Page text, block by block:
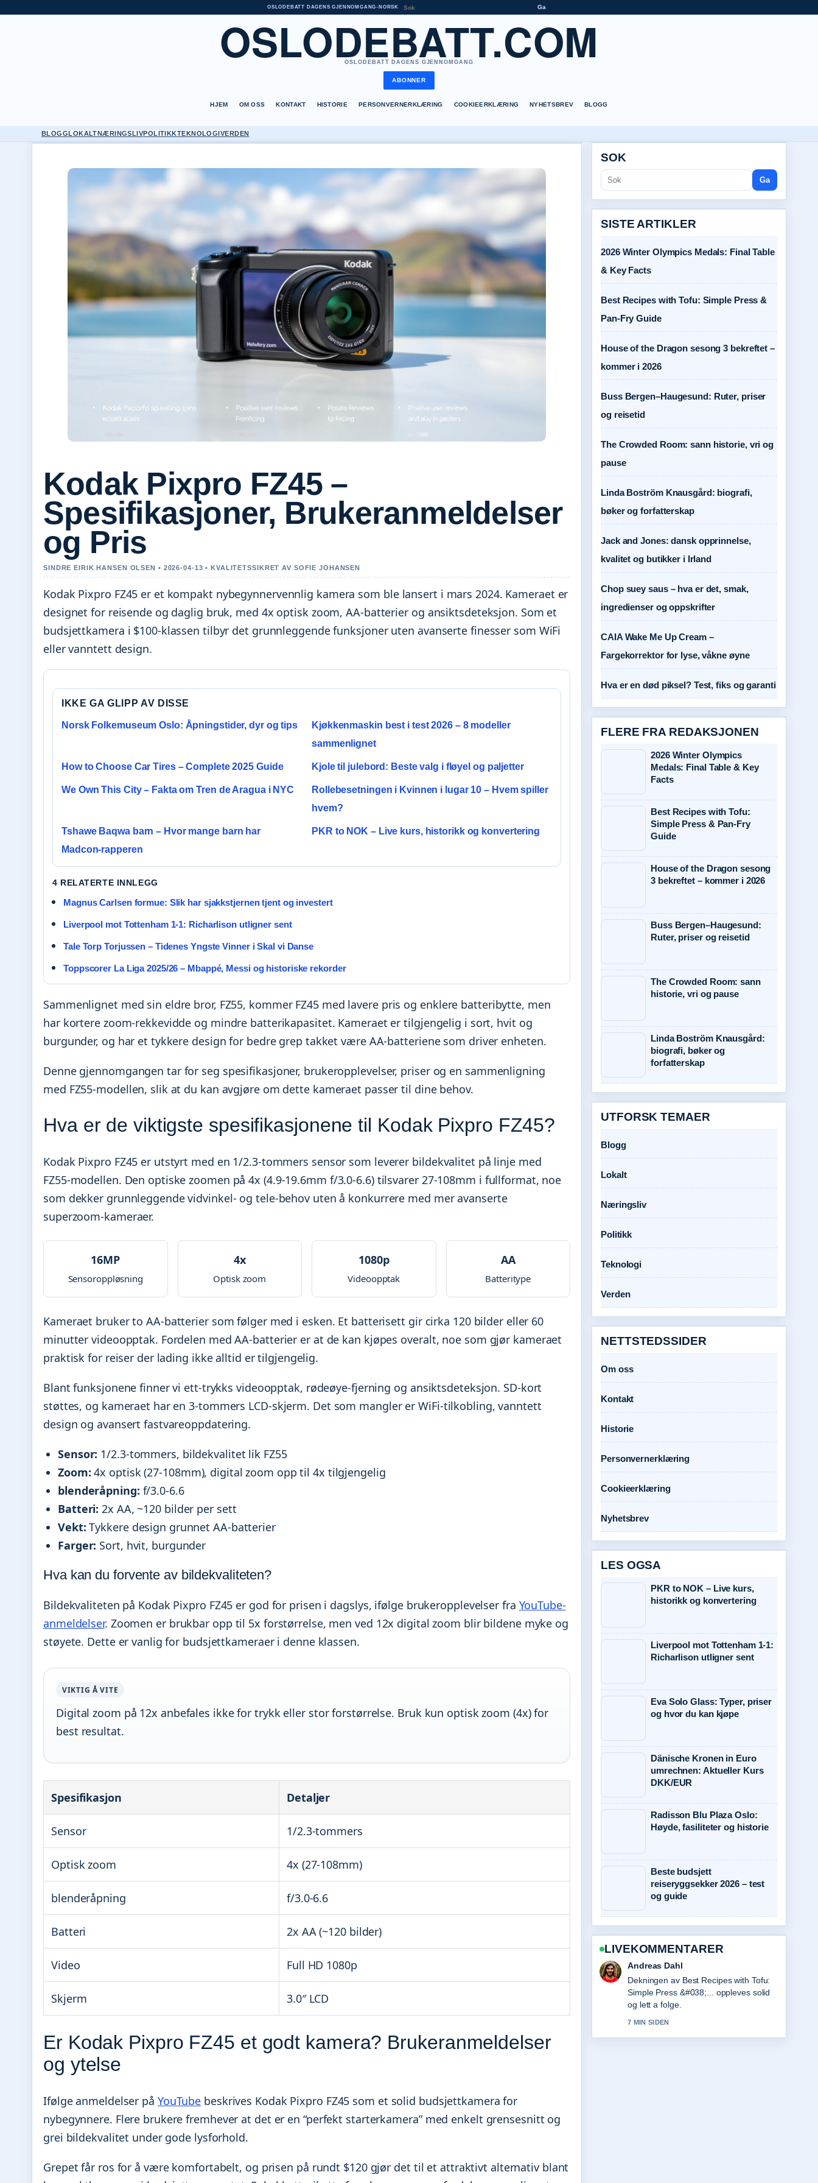
OSLODEBATT DAGENS GJENNOMGANG• NORSK Ga
OSLODEBATT.COM
OSLODEBATT DAGENS GJENNOMGANG
ABONNER
HJEM OM OSS KONTAKT HISTORIE PERSONVERNERKLÆRING COOKIEERKLÆRING NYHETSBREV BLOGG
BLOGGLOKALTNÆRINGSLIVPOLITIKKTEKNOLOGIVERDEN
Kodak Pixpro FZ45 –
Spesifikasjoner, Brukeranmeldelser
og Pris
SINDRE EIRIK HANSEN OLSEN • 2026-04-13 • KVALITETSSIKRET AV SOFIE JOHANSEN
Kodak Pixpro FZ45 er et kompakt nybegynnervennlig kamera som ble lansert i mars 2024. Kameraet er
designet for reisende og daglig bruk, med 4x optisk zoom, AA-batterier og ansiktsdeteksjon. Som et
budsjettkamera i $100-klassen tilbyr det grunnleggende funksjoner uten avanserte finesser som WiFi
eller vanntett design.
IKKE GA GLIPP AV DISSE
Norsk Folkemuseum Oslo: Åpningstider, dyr og tips
Kjøkkenmaskin best i test 2026 – 8 modeller
sammenlignet
How to Choose Car Tires – Complete 2025 Guide Kjole til julebord: Beste valg i fløyel og paljetter
We Own This City – Fakta om Tren de Aragua i NYC
Rollebesetningen i Kvinnen i lugar 10 – Hvem spiller
hvem?
Tshawe Baqwa barn – Hvor mange barn har
Madcon-rapperen
PKR to NOK – Live kurs, historikk og konvertering
4 RELATERTE INNLEGG
Magnus Carlsen formue: Slik har sjakkstjernen tjent og investert
Liverpool mot Tottenham 1-1: Richarlison utligner sent
Tale Torp Torjussen – Tidenes Yngste Vinner i Skal vi Danse
Toppscorer La Liga 2025/26 – Mbappé, Messi og historiske rekorder
Sammenlignet med sin eldre bror, FZ55, kommer FZ45 med lavere pris og enklere batteribytte, men
har kortere zoom-rekkevidde og mindre batterikapasitet. Kameraet er tilgjengelig i sort, hvit og
burgunder, og har et tykkere design for bedre grep takket være AA-batteriene som driver enheten.
Denne gjennomgangen tar for seg spesifikasjoner, brukeropplevelser, priser og en sammenligning
med FZ55-modellen, slik at du kan avgjøre om dette kameraet passer til dine behov.
Hva er de viktigste spesifikasjonene til Kodak Pixpro FZ45?
Kodak Pixpro FZ45 er utstyrt med en 1/2.3-tommers sensor som leverer bildekvalitet på linje med
FZ55-modellen. Den optiske zoomen på 4x (4.9-19.6mm f/3.0-6.6) tilsvarer 27-108mm i fullformat, noe
som dekker grunnleggende vidvinkel- og tele-behov uten å konkurrere med mer avanserte
superzoom-kameraer.
16MP
Sensoroppløsning
4x
Optisk zoom
1080p
Videoopptak
AA
Batteritype
Kameraet bruker to AA-batterier som følger med i esken. Et batterisett gir cirka 120 bilder eller 60
minutter videoopptak. Fordelen med AA-batterier er at de kan kjøpes overalt, noe som gjør kameraet
praktisk for reiser der lading ikke alltid er tilgjengelig.
Blant funksjonene finner vi ett-trykks videoopptak, rødeøye-fjerning og ansiktsdeteksjon. SD-kort
støttes, og kameraet har en 3-tommers LCD-skjerm. Det som mangler er WiFi-tilkobling, vanntett
design og avansert fastvareoppdatering.
Sensor: 1/2.3-tommers, bildekvalitet lik FZ55
Zoom: 4x optisk (27-108mm), digital zoom opp til 4x tilgjengelig
blenderåpning: f/3.0-6.6
Batteri: 2x AA, ~120 bilder per sett
Vekt: Tykkere design grunnet AA-batterier
Farger: Sort, hvit, burgunder
Hva kan du forvente av bildekvaliteten?
Bildekvaliteten på Kodak Pixpro FZ45 er god for prisen i dagslys, ifølge brukeropplevelser fra YouTube-
anmeldelser. Zoomen er brukbar opp til 5x forstørrelse, men ved 12x digital zoom blir bildene myke og
støyete. Dette er vanlig for budsjettkameraer i denne klassen.
VIKTIG Å VITE
Digital zoom på 12x anbefales ikke for trykk eller stor forstørrelse. Bruk kun optisk zoom (4x) for
best resultat.
Spesifikasjon Detaljer
Sensor 1/2.3-tommers
Optisk zoom 4x (27-108mm)
blenderåpning f/3.0-6.6
Batteri 2x AA (~120 bilder)
Video Full HD 1080p
Skjerm 3.0″ LCD
Er Kodak Pixpro FZ45 et godt kamera? Brukeranmeldelser
og ytelse
Ifølge anmeldelser på YouTube beskrives Kodak Pixpro FZ45 som et solid budsjettkamera for
nybegynnere. Flere brukere fremhever at det er en “perfekt starterkamera” med enkelt grensesnitt og
grei bildekvalitet under gode lysforhold.
Grepet får ros for å være komfortabelt, og prisen på rundt $120 gjør det til et attraktivt alternativ blant
SOK
Ga
SISTE ARTIKLER
2026 Winter Olympics Medals: Final Table
& Key Facts
Best Recipes with Tofu: Simple Press &
Pan-Fry Guide
House of the Dragon sesong 3 bekreftet –
kommer i 2026
Buss Bergen–Haugesund: Ruter, priser
og reisetid
The Crowded Room: sann historie, vri og
pause
Linda Boström Knausgård: biografi,
bøker og forfatterskap
Jack and Jones: dansk opprinnelse,
kvalitet og butikker i Irland
Chop suey saus – hva er det, smak,
ingredienser og oppskrifter
CAIA Wake Me Up Cream –
Fargekorrektor for lyse, våkne øyne
Hva er en død piksel? Test, fiks og garanti
FLERE FRA REDAKSJONEN
2026 Winter Olympics
Medals: Final Table & Key
Facts
Best Recipes with Tofu:
Simple Press & Pan-Fry
Guide
House of the Dragon sesong
3 bekreftet – kommer i 2026
Buss Bergen–Haugesund:
Ruter, priser og reisetid
The Crowded Room: sann
historie, vri og pause
Linda Boström Knausgård:
biografi, bøker og
forfatterskap
UTFORSK TEMAER
Blogg
Lokalt
Næringsliv
Politikk
Teknologi
Verden
NETTSTEDSSIDER
Om oss
Kontakt
Historie
Personvernerklæring
Cookieerklæring
Nyhetsbrev
LES OGSA
PKR to NOK – Live kurs,
historikk og konvertering
Liverpool mot Tottenham 1-1:
Richarlison utligner sent
Eva Solo Glass: Typer, priser
og hvor du kan kjøpe
Dänische Kronen in Euro
umrechnen: Aktueller Kurs
DKK/EUR
Radisson Blu Plaza Oslo:
Høyde, fasiliteter og historie
Beste budsjett
reiseryggsekker 2026 – test
og guide
LIVEKOMMENTARER
Sara Lind
Sterkt verifiseringsarbeid rundt House
of the Dragon sesong 3 bekreftet....
Flere medier burde skrive slik.
9 MIN SIDEN